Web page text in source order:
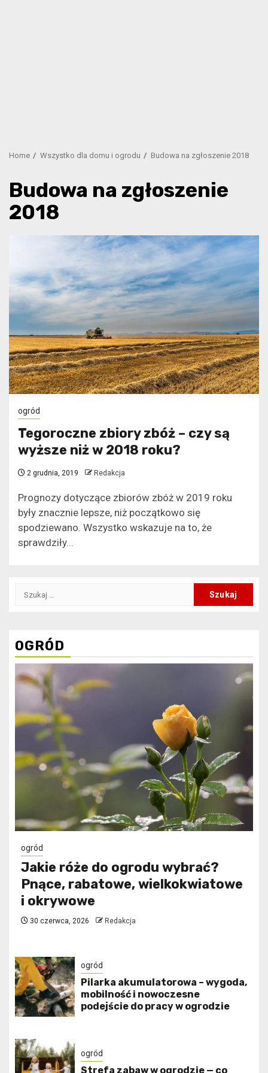
Home Wszystko dla domu i ogrodu Budowa na zgłoszenie 2018
Budowa na zgłoszenie
2018
ogród
Tegoroczne zbiory zbóż – czy są
wyższe niż w 2018 roku?
2 grudnia, 2019 Redakcja
Prognozy dotyczące zbiorów zbóż w 2019 roku
były znacznie lepsze, niż początkowo się
spodziewano. Wszystko wskazuje na to, że
sprawdziły...
Szukaj:
OGRÓD
ogród
Jakie róże do ogrodu wybrać?
Pnące, rabatowe, wielkokwiatowe
i okrywowe
30 czerwca, 2026 Redakcja
ogród
Pilarka akumulatorowa – wygoda,
mobilność i nowoczesne
podejście do pracy w ogrodzie
ogród
Strefa zabaw w ogrodzie — co